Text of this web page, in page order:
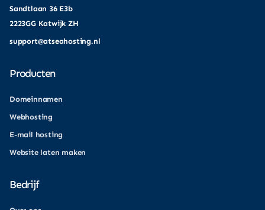
Sandtlaan 36 E3b
2223GG Katwijk ZH
support@atseahosting.nl
Producten
Domeinnamen
Webhosting
E-mail hosting
Website laten maken
Bedrijf